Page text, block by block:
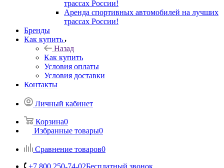
трассах России!
Аренда спортивных автомобилей на лучших
трассах России!
Бренды
Как купить
Назад
Как купить
Условия оплаты
Условия доставки
Контакты
Личный кабинет
Корзина0
Избранные товары0
Сравнение товаров0
+7 800 250-74-02Бесплатный звонок